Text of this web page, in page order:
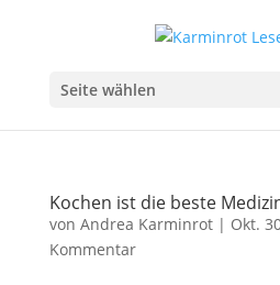
Seite wählen
Kochen ist die beste
von Andrea Karminrot| Okt.
Kommentar